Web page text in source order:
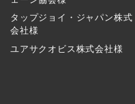
タップジョイ・ジャパン株式
会社様
ユアサクオビス株式会社様